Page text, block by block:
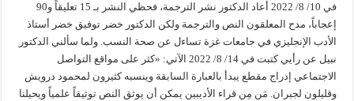
في 10/ 8/ 2022 أعاد الدكتور نشر الترجمة، فحظي النشر بـ 15 تعليقاً و90
إعجاباً، مدح المعلقون النص والترجمة ولكن الدكتور خضر توفيق خضر أستاذ
الأدب الإنجليزي في جامعات غزة تساءل عن صحة النسب. ولما سألني الدكتور
نبيل عن رأيي كتبت في 14/ 8/ 2022 الآتي: «كثر على مواقع التواصل
الاجتماعي إدراج مقطع يبدأ بالعبارة السابقة وينسبه كثيرون لمحمود درويش
وقليلون لجبران. مَن مِن قراء الأديبين يمكن أن يوثق النص توثيقاً علمياً ويحيلنا